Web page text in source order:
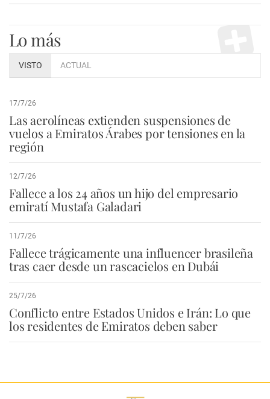
Lo más
VISTO ACTUAL
17/7/26
Las aerolíneas extienden suspensiones de
vuelos a Emiratos Árabes por tensiones en la
región
12/7/26
Fallece a los 24 años un hijo del empresario
emiratí Mustafa Galadari
11/7/26
Fallece trágicamente una influencer brasileña
tras caer desde un rascacielos en Dubái
25/7/26
Conflicto entre Estados Unidos e Irán: Lo que
los residentes de Emiratos deben saber